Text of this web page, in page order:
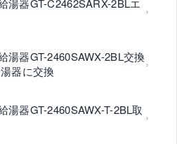
湯器GT-2460SAWX-2BL交換
器に交換
湯器GT-2460SAWX-T-2BL取